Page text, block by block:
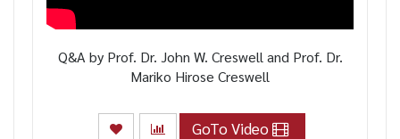
Q&A by Prof. Dr. John W. Creswell and Prof. Dr.
Mariko Hirose Creswell
GoTo Video